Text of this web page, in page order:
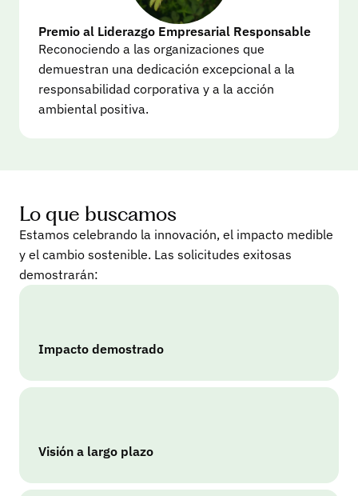
Premio al Liderazgo Empresarial Responsable
Reconociendo a las organizaciones que
demuestran una dedicación excepcional a la
responsabilidad corporativa y a la acción
ambiental positiva.
Lo que buscamos
Estamos celebrando la innovación, el impacto medible
y el cambio sostenible. Las solicitudes exitosas
demostrarán:
Impacto demostrado
Visión a largo plazo